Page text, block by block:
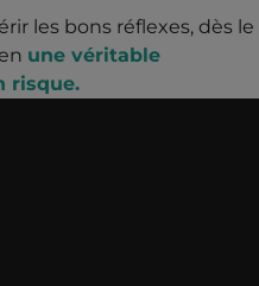
les bons réflexes, dès le
une véritable
risque.